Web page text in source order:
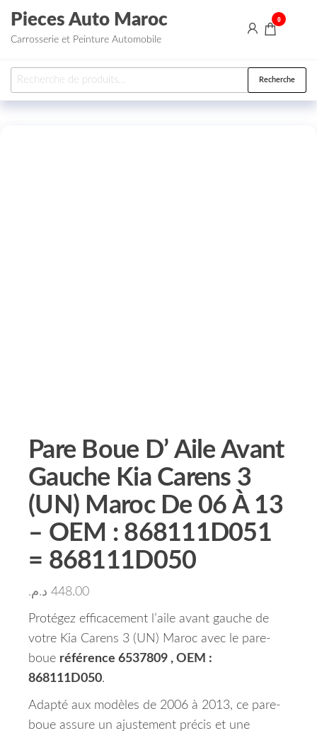
Aller au contenu
Pieces Auto Maroc
Carrosserie et Peinture Automobile
0
Recherche pour : Recherche
Pare Boue D’ Aile Avant
Gauche Kia Carens 3
(UN) Maroc De 06 À 13
– OEM : 868111D051
= 868111D050
448.00 د.م.
Protégez efficacement l’aile avant gauche de
votre Kia Carens 3 (UN) Maroc avec le pare-
boue référence 6537809 , OEM :
868111D050.
Adapté aux modèles de 2006 à 2013, ce pare-
boue assure un ajustement précis et une